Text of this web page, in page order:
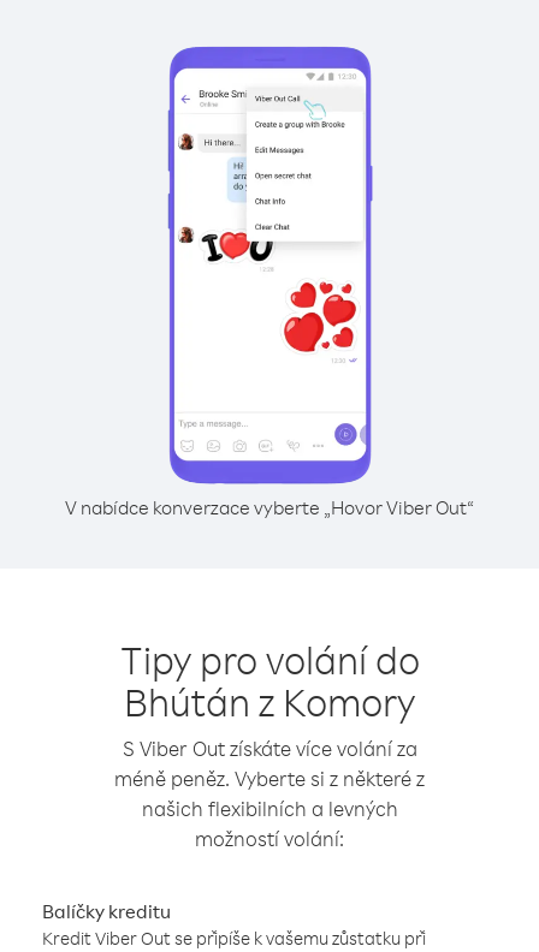
V nabídce konverzace vyberte „Hovor Viber Out“
Tipy pro volání do
Bhútán z Komory
S Viber Out získáte více volání za
méně peněz. Vyberte si z některé z
našich flexibilních a levných
možností volání:
Balíčky kreditu
Kredit Viber Out se připíše k vašemu zůstatku při